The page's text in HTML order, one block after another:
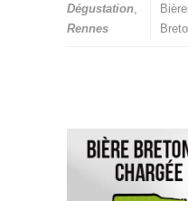
Dégustation
Rennes